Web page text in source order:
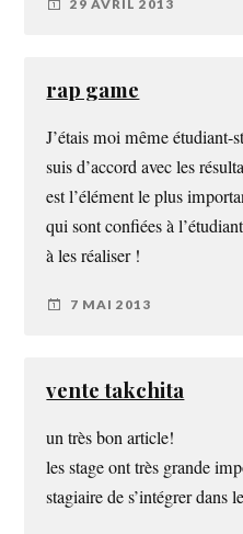
29 AVRIL 2013
rap game
J’étais moi même étudiant-
suis d’accord avec les
est l’élément le plus
qui sont confiées à
à les réaliser !
7 MAI 2013
vente takchita
un très bon article!
les stage ont très grande
stagiaire de s’intégrer dans